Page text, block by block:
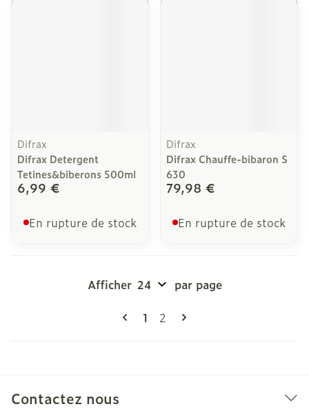
Difrax
Difrax Detergent
Tetines&biberons 500ml
6,99 €
En rupture de stock
Difrax
Difrax Chauffe-bibaron S
630
79,98 €
En rupture de stock
Pages
Vous lisez actuellement la
1 Page
2
Afficher par page
Contactez nous